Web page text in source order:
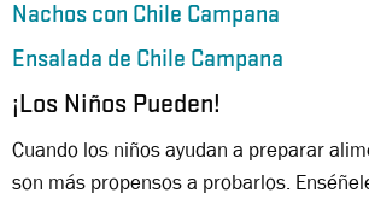
Nachos con Chile Campana
Ensalada de Chile Campana
¡Los Niños Pueden!
Cuando los niños ayudan a preparar
son más propensos a probarlos.